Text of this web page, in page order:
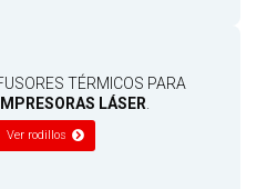
TÉRMICOS PARA
IMPRESORAS LÁSER
Ver rodillos